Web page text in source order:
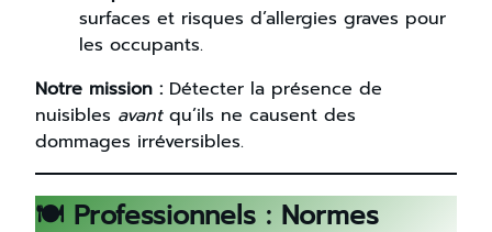
surfaces et risques d’allergies graves pour
les occupants.
Notre mission : Détecter la présence de
nuisibles avantqu’ils ne causent des
dommages irréversibles.
🍽️ Professionnels : Normes